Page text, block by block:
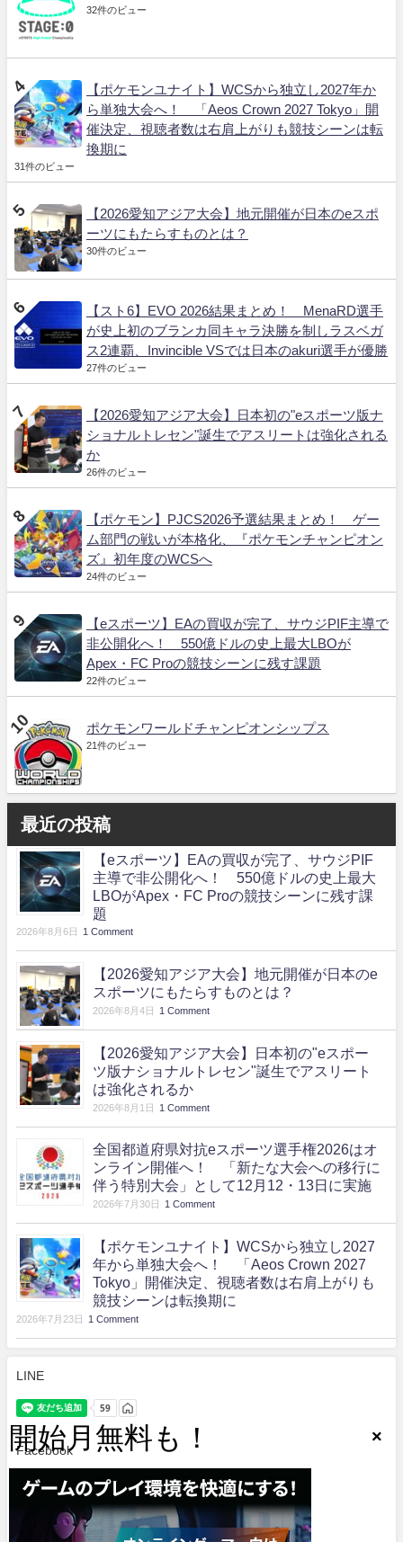
32件のビュー
【ポケモンユナイト】WCSから独立し2027年か
ら単独大会へ！ 「Aeos Crown 2027 Tokyo」開
催決定、視聴者数は右肩上がりも競技シーンは転
換期に
31件のビュー
【2026愛知アジア大会】地元開催が日本のeスポ
ーツにもたらすものとは？
30件のビュー
【スト6】EVO 2026結果まとめ！ MenaRD選手
が史上初のブランカ同キャラ決勝を制しラスベガ
ス2連覇、Invincible VSでは日本のakuri選手が優勝
27件のビュー
【2026愛知アジア大会】日本初の"eスポーツ版ナ
ショナルトレセン"誕生でアスリートは強化される
か
26件のビュー
【ポケモン】PJCS2026予選結果まとめ！ ゲー
ム部門の戦いが本格化、『ポケモンチャンピオン
ズ』初年度のWCSへ
24件のビュー
【eスポーツ】EAの買収が完了、サウジPIF主導で
非公開化へ！ 550億ドルの史上最大LBOが
Apex・FC Proの競技シーンに残す課題
22件のビュー
ポケモンワールドチャンピオンシップス
21件のビュー
最近の投稿
【eスポーツ】EAの買収が完了、サウジPIF
主導で非公開化へ！ 550億ドルの史上最大
LBOがApex・FC Proの競技シーンに残す課
題
2026年8月6日 1 Comment
【2026愛知アジア大会】地元開催が日本のe
スポーツにもたらすものとは？
2026年8月4日 1 Comment
【2026愛知アジア大会】日本初の"eスポー
ツ版ナショナルトレセン"誕生でアスリート
は強化されるか
2026年8月1日 1 Comment
全国都道府県対抗eスポーツ選手権2026はオ
ンライン開催へ！ 「新たな大会への移行に
伴う特別大会」として12月12・13日に実施
2026年7月30日 1 Comment
【ポケモンユナイト】WCSから独立し2027
年から単独大会へ！ 「Aeos Crown 2027
Tokyo」開催決定、視聴者数は右肩上がりも
競技シーンは転換期に
2026年7月23日 1 Comment
LINE
Facebook
Twitter